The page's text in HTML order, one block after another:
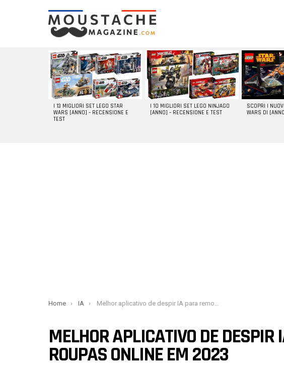
LATEST
STORIES
I 13 MIGLIORI SET LEGO STAR
WARS [ANNO] – RECENSIONE E
TEST
I 10 MIGLIORI SET LEGO NINJAGO
[ANNO] – RECENSIONE E TEST
SCOPRI I
WARS DI
You are here:
Home IA Melhor aplicativo de despir IA para remover roupas online em 2023
MELHOR APLICATIVO DE DESPIR
ROUPAS ONLINE EM 2023